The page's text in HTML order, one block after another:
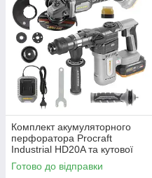
Комплект акумуляторного
перфоратора Procraft
Industrial HD20A та кутової
шліфувальної машини
Procraft Industrial AG125B
Готово до відправки